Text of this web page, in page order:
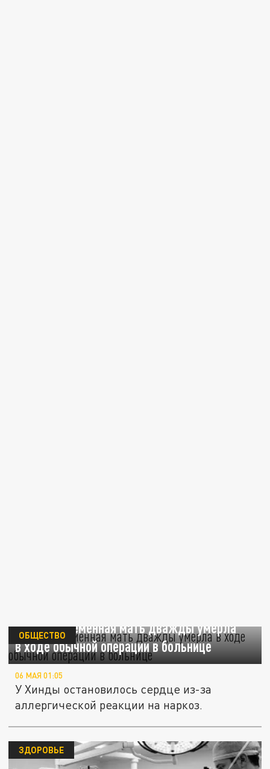
Mirror: беременная мать дважды умерла
в ходе обычной операции в больнице
ОБЩЕСТВО
06 МАЯ 01:05
У Хинды остановилось сердце из-за
аллергической реакции на наркоз.
ЗДОРОВЬЕ